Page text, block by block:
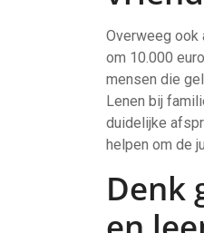
Overweeg ook
om 10.000
mensen die
Lenen bij
duidelijke
helpen om de
Denk